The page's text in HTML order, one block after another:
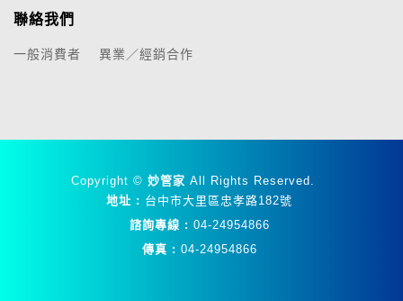
聯絡我們
一般消費者 異業／經銷合作
Copyright © 妙管家 All Rights Reserved.
地址 : 台中市大里區忠孝路182號
諮詢專線 : 04-24954866
傳真 : 04-24954866